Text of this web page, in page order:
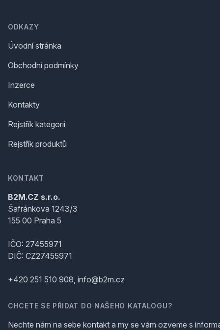
ODKAZY
Úvodní stránka
Obchodní podmínky
Inzerce
Kontakty
Rejstřík kategorií
Rejstřík produktů
KONTAKT
B2M.CZ s.r.o.
Šafránkova 1243/3
155 00 Praha 5
IČO: 27455971
DIČ: CZ27455971
+420 251 510 908, info@b2m.cz
CHCETE SE PŘIDAT DO NAŠEHO KATALOGU?
Nechte nám na sebe kontakt a my se vám ozveme s